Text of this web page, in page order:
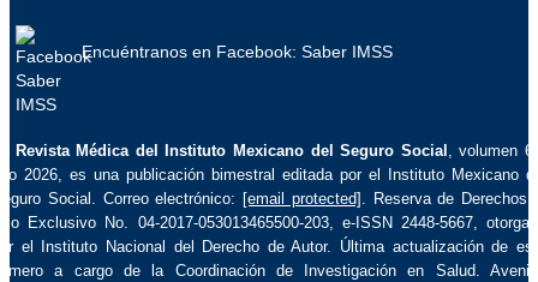
Encuéntranos en Facebook: Saber IMSS
Revista Médica del Instituto Mexicano del Seguro Social
, volumen
2026, es una publicación bimestral editada por el Instituto Mexicano
Social. Correo electrónico: [email protected]
. Reserva de Derechos
Exclusivo No. 04-2017-053013465500-203, e-ISSN 2448-5667,
el Instituto Nacional del Derecho de Autor. Última actualización de
a cargo de la Coordinación de Investigación en Salud.